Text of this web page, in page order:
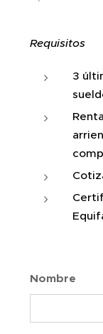
Requisitos
3
Nombre